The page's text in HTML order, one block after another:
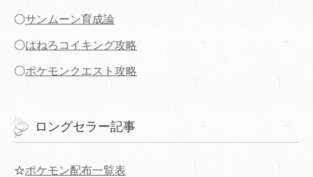
〇サンムーン育成論
〇はねろコイキング攻略
〇ポケモンクエスト攻略
ロングセラー記事
☆ポケモン配布一覧表